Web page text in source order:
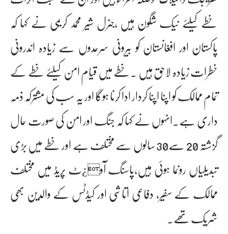
خطے کیلئے نیک شگون ہیں ،جنرل شیر محمد کریمی نے کہا کہ
پاکستان اور افغانستان کو بیرونی سرحدوں سے زیادہ اندرونی
خطرات زیادہ لاحق ہیں ۔خطے میں قیام امن کیلئے خطے کے
تمام ممالک کو اپنا اپنا کردار ادا کرنا ہوگا اور یہ سب کی مشترکہ ذمہ
داری ہے۔انہوں نے کہا کہ جنگ اور امن کی صورت حال
گزشتہ 20 سے30 سالوں سے مختلف ہے اور خطے میں بڑی
تبدیلیاں رونما ہوئی ہیں،پاسنگ آو¿ٹ پریڈ میں مختلف
ممالک کے سفیر، دفاعی اتاشی اور کیڈٹس کے والدین بھی
شریک تھے۔